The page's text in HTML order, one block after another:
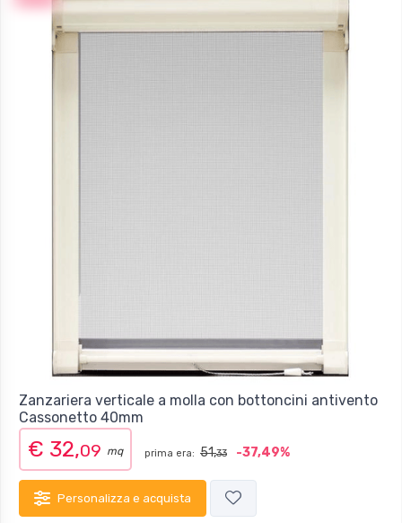
Zanzariera verticale a molla con bottoncini antivento
Cassonetto 40mm
€ 32,09 mq prima era: 51,33 -37,49%
Personalizza e acquista